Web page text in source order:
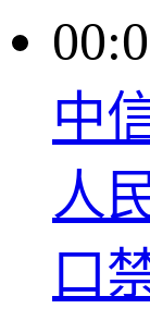
中
人
口